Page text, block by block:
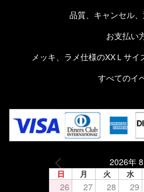
品質、キャンセル
お支払い
メッキ、ラメ仕様のXXＬサ
すべてのイ
2026年 8
日 月 火 水
26 27 28 29